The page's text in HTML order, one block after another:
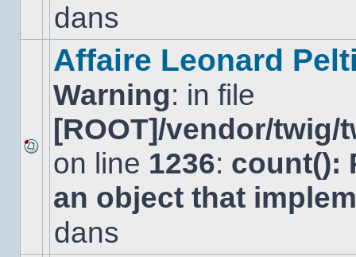
sujet.
dans
Aucun
nouveau
message
non-
dans
Affaire Leonard
Warning: in file
[ROOT]/vendor/
on line 1236: count():
an object that
dans